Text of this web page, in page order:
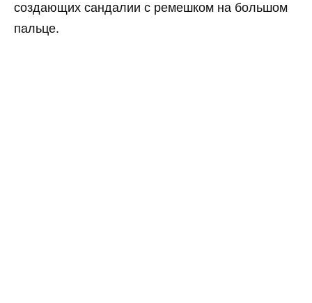
создающих сандалии с ремешком на большом
пальце.